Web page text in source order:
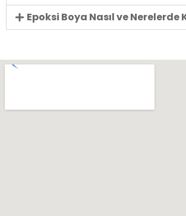
Epoksi Boya Nasıl ve Nerelerde